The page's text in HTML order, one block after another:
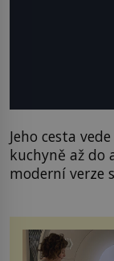
Jeho cesta
kuchyně až do
moderní verze